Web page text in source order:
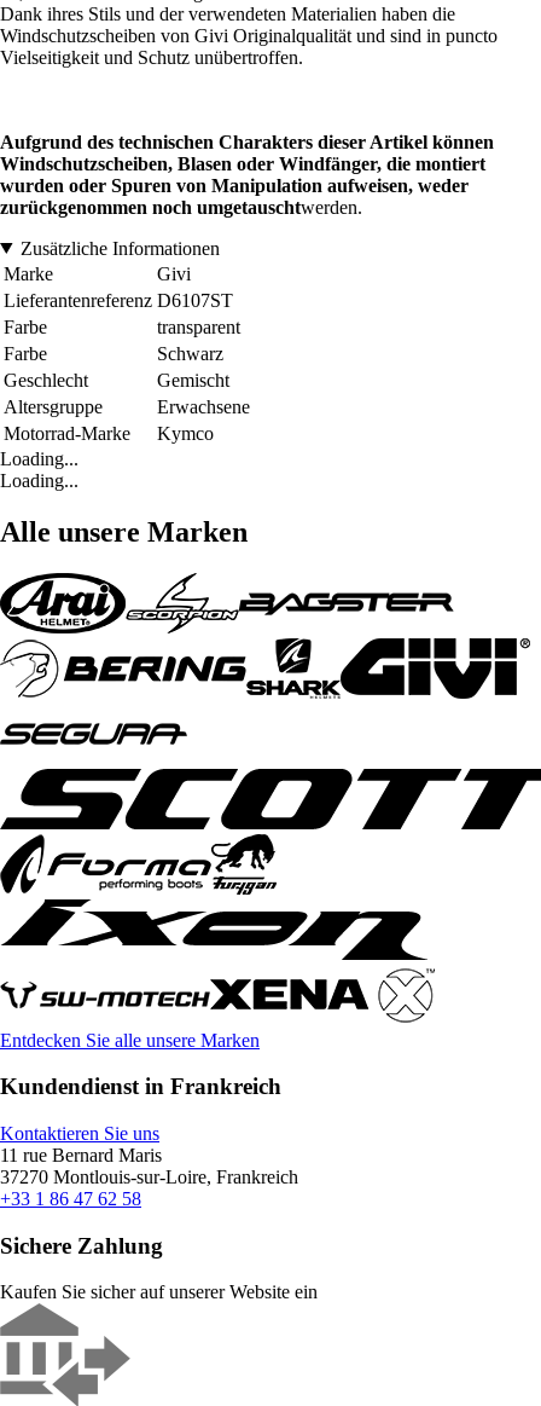
Dank ihres Stils und der verwendeten Materialien haben die
Windschutzscheiben von Givi Originalqualität und sind in puncto
Vielseitigkeit und Schutz unübertroffen.
Aufgrund des technischen Charakters dieser Artikel können
Windschutzscheiben, Blasen oder Windfänger, die montiert
wurden oder Spuren von Manipulation aufweisen, weder
zurückgenommen noch umgetauschtwerden.
Zusätzliche Informationen
Marke
Givi
Lieferantenreferenz D6107ST
Farbe
transparent
Farbe
Schwarz
Geschlecht
Gemischt
Altersgruppe
Erwachsene
Motorrad-Marke
Kymco
Loading...
Loading...
Alle unsere Marken
Entdecken Sie alle unsere Marken
Kundendienst in Frankreich
Kontaktieren Sie uns
11 rue Bernard Maris
37270 Montlouis-sur-Loire, Frankreich
+33 1 86 47 62 58
Sichere Zahlung
Kaufen Sie sicher auf unserer Website ein